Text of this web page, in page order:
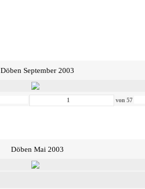
Döben September 2003
von57
Döben Mai 2003